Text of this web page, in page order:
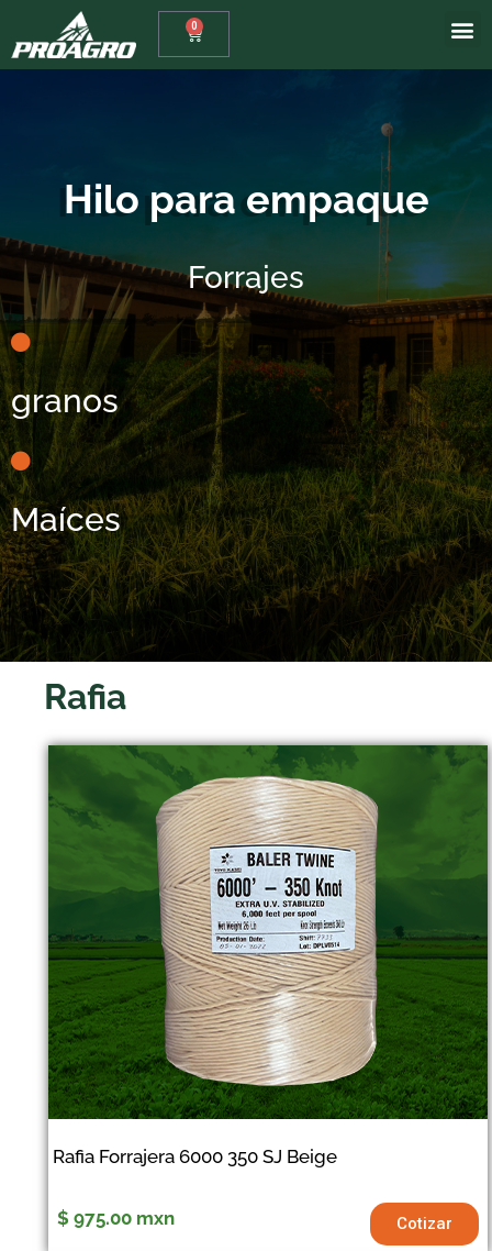
0
Hilo para empaque
Forrajes
granos
Maíces
Rafia
Rafia Forrajera 6000 350 SJ Beige
$ 975.00 mxn Cotizar